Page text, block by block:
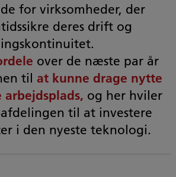
for virksomheder, der
deres drift og
over de næste par år
til at kunne drage nytte
og her hviler
afdelingen til at investere
i den nyeste teknologi.